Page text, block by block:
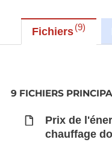
Fichiers 9
9 FICHIERS
Prix de
chauffage